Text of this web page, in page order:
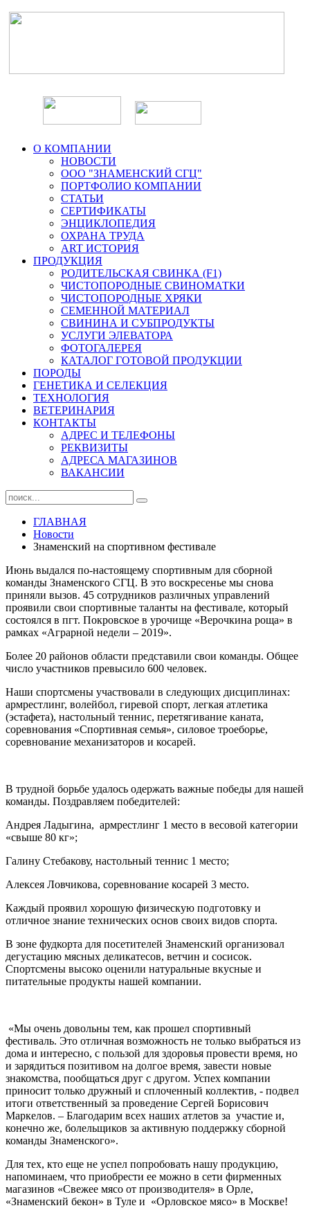
О КОМПАНИИ
НОВОСТИ
ООО "ЗНАМЕНСКИЙ СГЦ"
ПОРТФОЛИО КОМПАНИИ
СТАТЬИ
СЕРТИФИКАТЫ
ЭНЦИКЛОПЕДИЯ
ОХРАНА ТРУДА
ART ИСТОРИЯ
ПРОДУКЦИЯ
РОДИТЕЛЬСКАЯ СВИНКА (F1)
ЧИСТОПОРОДНЫЕ СВИНОМАТКИ
ЧИСТОПОРОДНЫЕ ХРЯКИ
СЕМЕННОЙ МАТЕРИАЛ
СВИНИНА И СУБПРОДУКТЫ
УСЛУГИ ЭЛЕВАТОРА
ФОТОГАЛЕРЕЯ
КАТАЛОГ ГОТОВОЙ ПРОДУКЦИИ
ПОРОДЫ
ГЕНЕТИКА И СЕЛЕКЦИЯ
ТЕХНОЛОГИЯ
ВЕТЕРИНАРИЯ
КОНТАКТЫ
АДРЕС И ТЕЛЕФОНЫ
РЕКВИЗИТЫ
АДРЕСА МАГАЗИНОВ
ВАКАНСИИ
ГЛАВНАЯ
Новости
Знаменский на спортивном фестивале
Июнь выдался по-настоящему спортивным для сборной
команды Знаменского СГЦ. В это воскресенье мы снова
приняли вызов. 45 сотрудников различных управлений
проявили свои спортивные таланты на фестивале, который
состоялся в пгт. Покровское в урочище «Верочкина роща» в
рамках «Аграрной недели – 2019».
Более 20 районов области представили свои команды. Общее
число участников превысило 600 человек.
Наши спортсмены участвовали в следующих дисциплинах:
армрестлинг, волейбол, гиревой спорт, легкая атлетика
(эстафета), настольный теннис, перетягивание каната,
соревнования «Спортивная семья», силовое троеборье,
соревнование механизаторов и косарей.
В трудной борьбе удалось одержать важные победы для нашей
команды. Поздравляем победителей:
Андрея Ладыгина, армрестлинг 1 место в весовой категории
«свыше 80 кг»;
Галину Стебакову, настольный теннис 1 место;
Алексея Ловчикова, соревнование косарей 3 место.
Каждый проявил хорошую физическую подготовку и
отличное знание технических основ своих видов спорта.
В зоне фудкорта для посетителей Знаменский организовал
дегустацию мясных деликатесов, ветчин и сосисок.
Спортсмены высоко оценили натуральные вкусные и
питательные продукты нашей компании.
«Мы очень довольны тем, как прошел спортивный
фестиваль. Это отличная возможность не только выбраться из
дома и интересно, с пользой для здоровья провести время, но
и зарядиться позитивом на долгое время, завести новые
знакомства, пообщаться друг с другом. Успех компании
приносит только дружный и сплоченный коллектив, - подвел
итоги ответственный за проведение Сергей Борисович
Маркелов. – Благодарим всех наших атлетов за участие и,
конечно же, болельщиков за активную поддержку сборной
команды Знаменского».
Для тех, кто еще не успел попробовать нашу продукцию,
напоминаем, что приобрести ее можно в сети фирменных
магазинов «Свежее мясо от производителя» в Орле,
«Знаменский бекон» в Туле и «Орловское мясо» в Москве!